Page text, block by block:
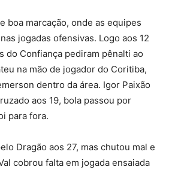
boa marcação, onde as equipes
jogadas ofensivas. Logo aos 12
do Confiança pediram pênalti ao
na mão de jogador do Coritiba,
dentro da área. Igor Paixão
aos 19, bola passou por
para fora.
Dragão aos 27, mas chutou mal e
cobrou falta em jogada ensaiada